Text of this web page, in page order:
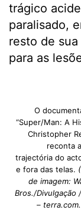
trágico
paralisado,
resto de
para as
O
“Super/Man: A
Christopher
reconta a
trajectória do
e fora das telas.
de imagem:
Bros./Divulgação
–